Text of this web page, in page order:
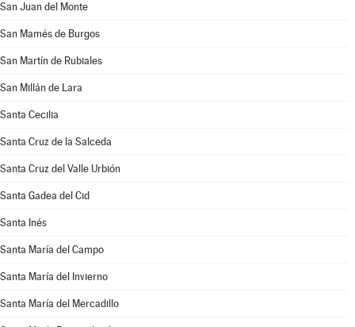
San Juan del Monte
San Mamés de Burgos
San Martín de Rubiales
San Millán de Lara
Santa Cecilia
Santa Cruz de la Salceda
Santa Cruz del Valle Urbión
Santa Gadea del Cid
Santa Inés
Santa María del Campo
Santa María del Invierno
Santa María del Mercadillo